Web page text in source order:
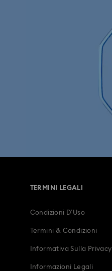
TERMINI LEGALI
Condizioni D’Uso
Termini & Condizioni
Informativa Sulla Privacy
Informazioni Legali